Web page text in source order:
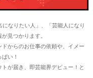
なりたい人」、「芸能人になり
見つかります。
からのお仕事の依頼や、イメー
い！
が届き、即芸能界デビュー！と